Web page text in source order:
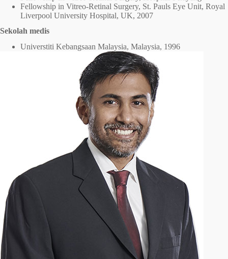
Fellowship in Vitreo-Retinal Surgery, St. Pauls Eye Unit, Royal
Liverpool University Hospital, UK, 2007
Sekolah medis
Universtiti Kebangsaan Malaysia, Malaysia, 1996